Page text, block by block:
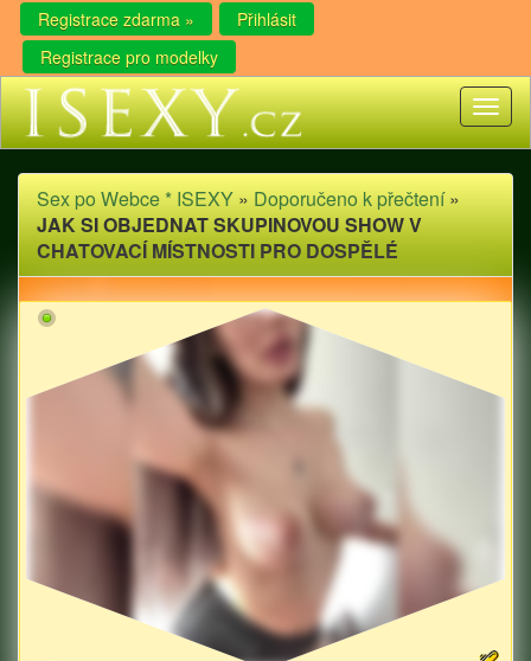
Registrace zdarma »
Přihlásit
Registrace pro modelky
Sex po Webce * ISEXY » Doporučeno k přečtení»
JAK SI OBJEDNAT SKUPINOVOU SHOW V
CHATOVACÍ MÍSTNOSTI PRO DOSPĚLÉ